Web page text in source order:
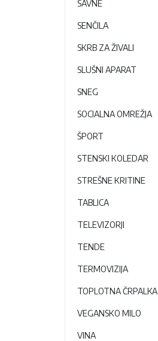
SAVNE
SENČILA
SKRB ZA ŽIVALI
SLUŠNI APARAT
SNEG
SOCIALNA OMREŽJA
ŠPORT
STENSKI KOLEDAR
STREŠNE KRITINE
TABLICA
TELEVIZORJI
TENDE
TERMOVIZIJA
TOPLOTNA ČRPALKA
VEGANSKO MILO
VINA